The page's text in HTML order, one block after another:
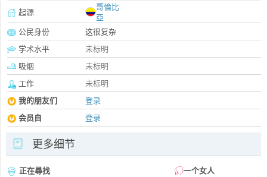
起源
哥倫比
亞
公民身份
这很复杂
学术水平
未标明
吸烟
未标明
工作
未标明
我的朋友们
登录
会员自
登录
更多细节
正在尋找
一个女人